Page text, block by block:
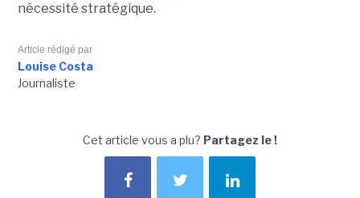
nécessité stratégique.
Article rédigé par
Louise Costa
Journaliste
Cet article vous a plu? Partagez le !